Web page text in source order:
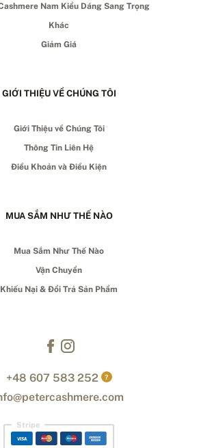
Nam Kiểu Dáng Sang Trọng
Khác
Giảm Giá
GIỚI THIỆU VỀ CHÚNG TÔI
Giới Thiệu về Chúng Tôi
Thông Tin Liên Hệ
Điều Khoản và Điều Kiện
MUA SẮM NHƯ THẾ NÀO
Mua Sắm Như Thế Nào
Vận Chuyển
Khiếu Nại & Đổi Trả Sản Phẩm
+48 607 583 252 ?
Stripe